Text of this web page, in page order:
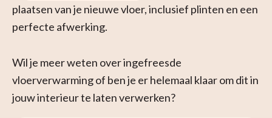
plaatsen van je nieuwe vloer, inclusief plinten en een
perfecte afwerking.
Wil je meer weten over ingefreesde
vloerverwarming of ben je er helemaal klaar om dit in
jouw interieur te laten verwerken?